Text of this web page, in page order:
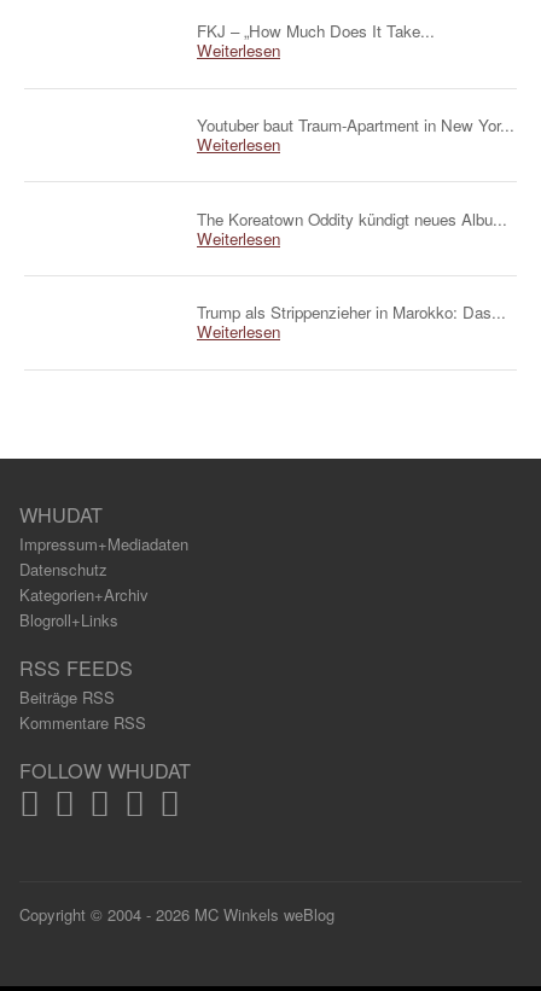
FKJ – „How Much Does It Take...
Weiterlesen
Youtuber baut Traum-Apartment in New Yor...
Weiterlesen
The Koreatown Oddity kündigt neues Albu...
Weiterlesen
Trump als Strippenzieher in Marokko: Das...
Weiterlesen
WHUDAT
Impressum+Mediadaten
Datenschutz
Kategorien+Archiv
Blogroll+Links
RSS FEEDS
Beiträge RSS
Kommentare RSS
FOLLOW WHUDAT
Copyright © 2004 - 2026 MC Winkels weBlog